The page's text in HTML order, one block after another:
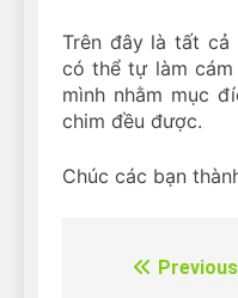
Trên đây là tất cả
có thể tự làm
mình nhằm mục
chim đều được.
Chúc các bạn
Điều